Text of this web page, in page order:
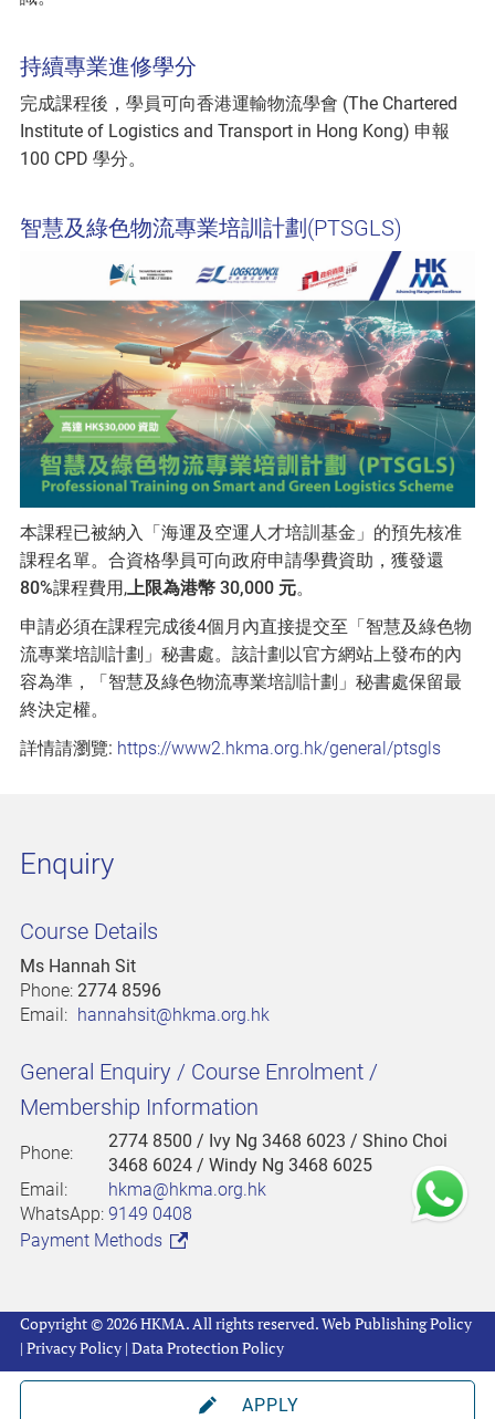
APPLY
持續專業進修學分
完成課程後，學員可向香港運輸物流學會 (The Chartered
Institute of Logistics and Transport in Hong Kong) 申報
100 CPD 學分。
智慧及綠色物流專業培訓計劃(PTSGLS)
本課程已被納入「海運及空運人才培訓基金」的預先核准
課程名單。合資格學員可向政府申請學費資助，獲發還
80%課程費用, 上限為港幣 30,000 元。
申請必須在課程完成後4個月內直接提交至「智慧及綠色物
流專業培訓計劃」秘書處。該計劃以官方網站上發布的內
容為準，「智慧及綠色物流專業培訓計劃」秘書處保留最
終決定權。
詳情請瀏覽: https://www2.hkma.org.hk/general/ptsgls
Enquiry
Course Details
Ms Hannah Sit
Phone: 2774 8596
Email: hannahsit@hkma.org.hk
General Enquiry / Course Enrolment /
Membership Information
Phone:
2774 8500 / Ivy Ng 3468 6023 / Shino Choi
3468 6024 / Windy Ng 3468 6025
Email:
hkma@hkma.org.hk
WhatsApp: 9149 0408
Payment Methods
Copyright © 2026 HKMA. All rights reserved.Web Publishing Policy
| Privacy Policy | Data Protection Policy